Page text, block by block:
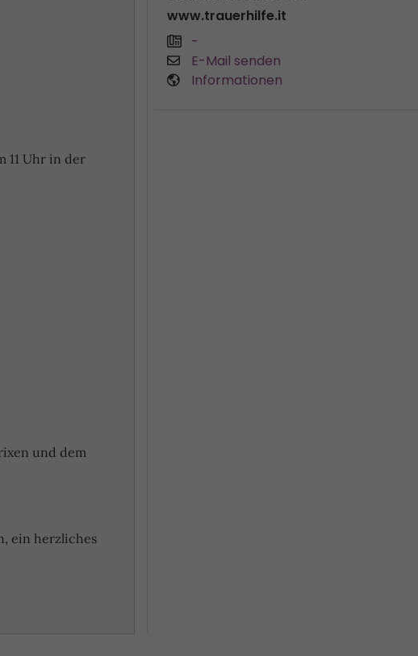
11 Uhr in der
und dem
ein herzliches
www.trauerhilfe.it
-
E-Mail senden
Informationen